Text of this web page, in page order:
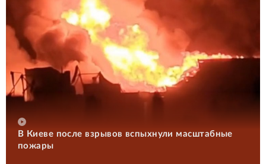
В Киеве после взрывов вспыхнули масштабные
пожары